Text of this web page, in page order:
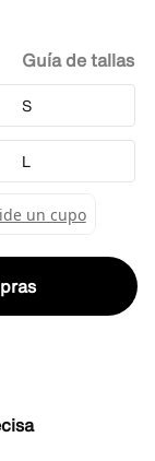
S
L
Guía de tallas